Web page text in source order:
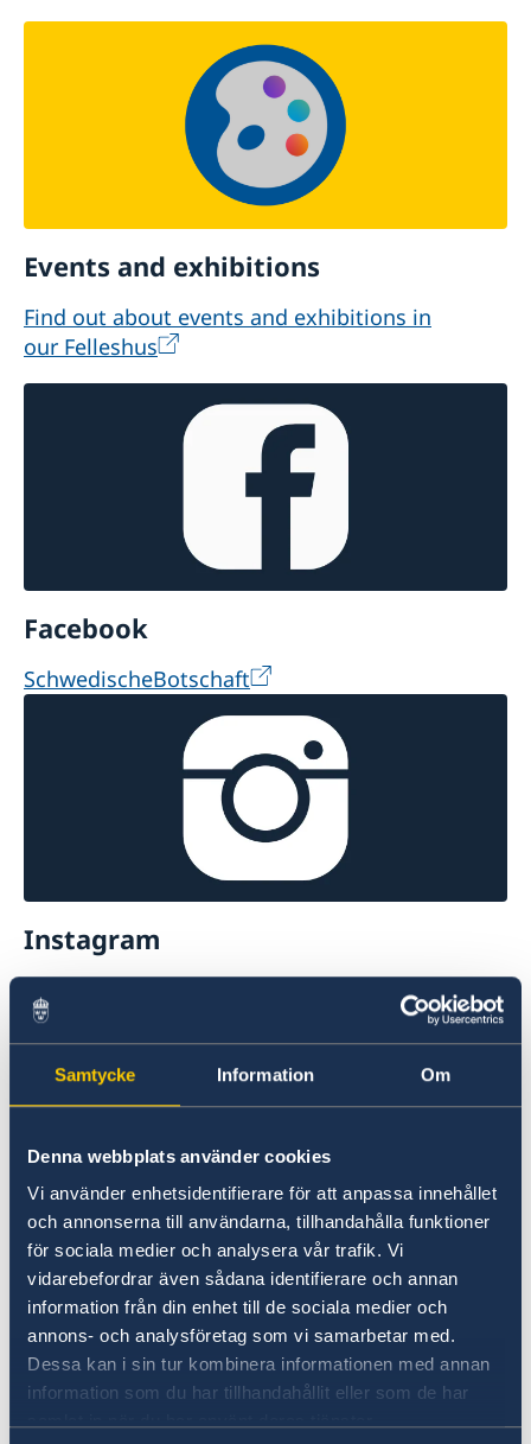
Samtycke Information Om
Denna webbplats använder cookies
Vi använder enhetsidentifierare för att anpassa innehållet
och annonserna till användarna, tillhandahålla funktioner
för sociala medier och analysera vår trafik. Vi
vidarebefordrar även sådana identifierare och annan
information från din enhet till de sociala medier och
annons- och analysföretag som vi samarbetar med.
Dessa kan i sin tur kombinera informationen med annan
information som du har tillhandahållit eller som de har
Events and exhibitions
Find out about events and exhibitions in
our Felleshus
Facebook
SchwedischeBotschaft
Instagram
@Swebotschaft
Linkedin
Embassy of Sweden in Germany